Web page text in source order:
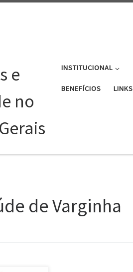
e
no
INSTITUCIONAL
BENEFÍCIOS LINKS
de Varginha